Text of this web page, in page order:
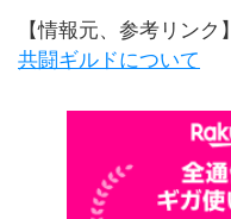
【情報元、参考リンク】
共闘ギルドについて